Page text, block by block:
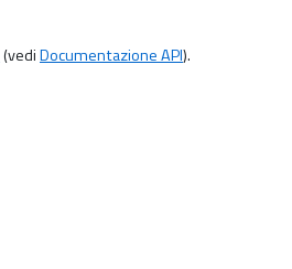
(vediDocumentazione API).